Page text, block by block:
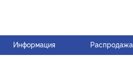
Информация Распродажа